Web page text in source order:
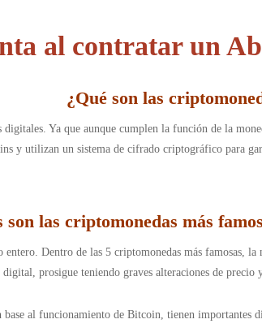
al contratar un
¿Qué son las
Ya que aunque cumplen la función de la
y utilizan un sistema de cifrado criptográfico para
son las criptomonedas más
Dentro de las 5 criptomonedas más famosas,
prosigue teniendo graves alteraciones de precio
al funcionamiento de Bitcoin, tienen importantes